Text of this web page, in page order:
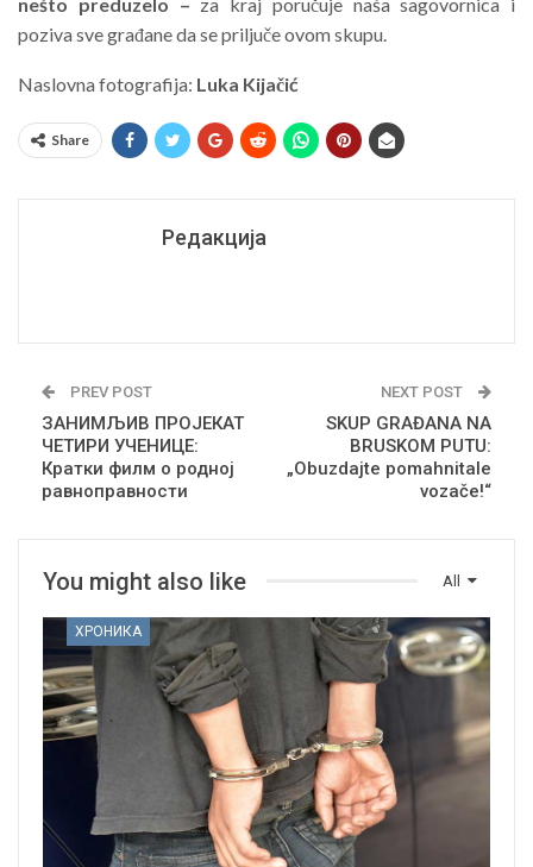
poziva sve građane da se priljuče ovom skupu.
Naslovna fotografija: Luka Kijačić
Share
Редакција
PREV POST
ЗАНИМЉИВ ПРОЈЕКАТ
ЧЕТИРИ УЧЕНИЦЕ:
Кратки филм о родној
равноправности
NEXT POST
SKUP GRAĐANA NA
BRUSKOM PUTU:
„Obuzdajte pomahnitale
vozače!“
All
You might also like
ХРОНИКА